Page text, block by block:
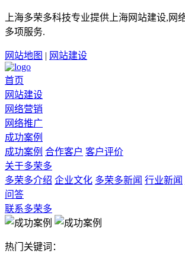
上海多荣多科技专业提供上海网站建设,网
多项服务.
网站地图 | 网站建设
首页
网站建设
网络营销
网络推广
成功案例
成功案例 合作客户 客户评价
关于多荣多
多荣多介绍 企业文化 多荣多新闻 行业新闻
问答
联系多荣多
热门关键词：